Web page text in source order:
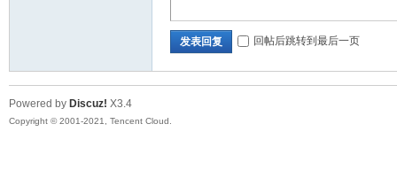
发表回复 回帖后跳转到最后一页
Powered by Discuz! X3.4
Copyright © 2001-2021, Tencent Cloud.